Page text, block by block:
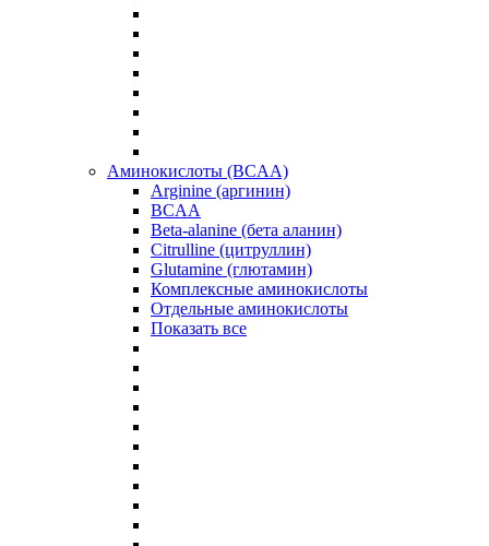
Аминокислоты (BCAA)
Arginine (аргинин)
BCAA
Beta-alanine (бета аланин)
Citrulline (цитруллин)
Glutamine (глютамин)
Комплексные аминокислоты
Отдельные аминокислоты
Показать все